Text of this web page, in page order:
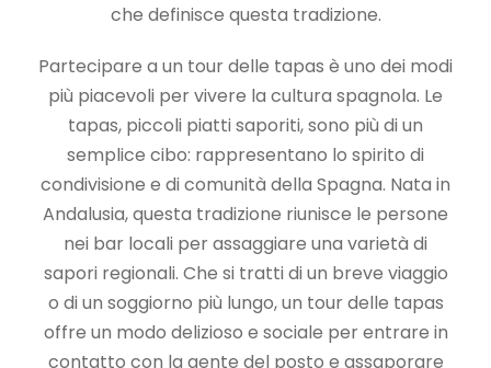
che definisce questa tradizione.
Partecipare a un tour delle tapas è uno dei modi
più piacevoli per vivere la cultura spagnola. Le
tapas, piccoli piatti saporiti, sono più di un
semplice cibo: rappresentano lo spirito di
condivisione e di comunità della Spagna. Nata in
Andalusia, questa tradizione riunisce le persone
nei bar locali per assaggiare una varietà di
sapori regionali. Che si tratti di un breve viaggio
o di un soggiorno più lungo, un tour delle tapas
offre un modo delizioso e sociale per entrare in
contatto con la gente del posto e assaporare